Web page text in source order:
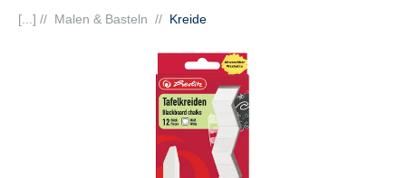
[...] // Malen & Basteln // Kreide